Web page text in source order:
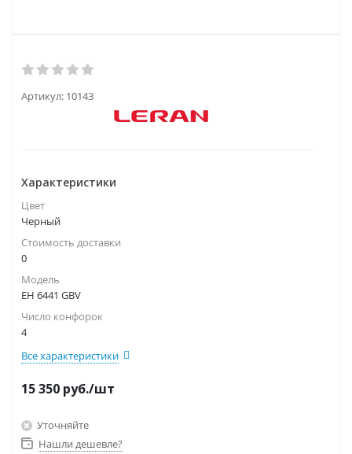
Артикул: 10143
Характеристики
Цвет
Черный
Стоимость доставки
0
Модель
EH 6441 GBV
Число конфорок
4
Все характеристики
15 350 руб./шт
Уточняйте
Нашли дешевле?